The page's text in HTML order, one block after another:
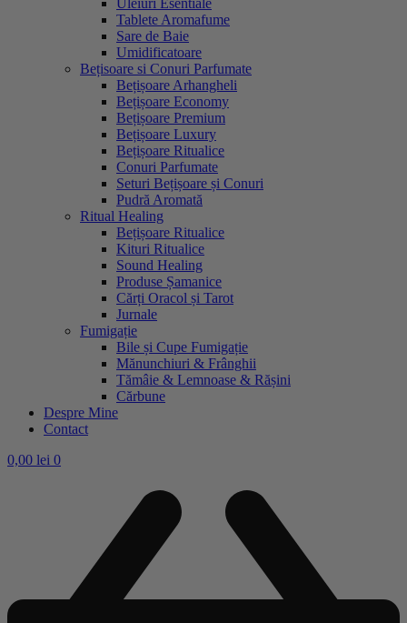
Uleiuri Esentiale
Tablete Aromafume
Sare de Baie
Umidificatoare
Bețisoare si Conuri Parfumate
Bețișoare Arhangheli
Bețișoare Economy
Bețișoare Premium
Bețișoare Luxury
Bețișoare Ritualice
Conuri Parfumate
Seturi Bețișoare și Conuri
Pudră Aromată
Ritual Healing
Bețișoare Ritualice
Kituri Ritualice
Sound Healing
Produse Șamanice
Cărți Oracol și Tarot
Jurnale
Fumigație
Bile și Cupe Fumigație
Mănunchiuri & Frânghii
Tămâie & Lemnoase & Rășini
Cărbune
Despre Mine
Contact
0,00 lei 0